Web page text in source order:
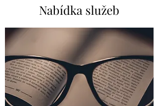
Nabídka služeb